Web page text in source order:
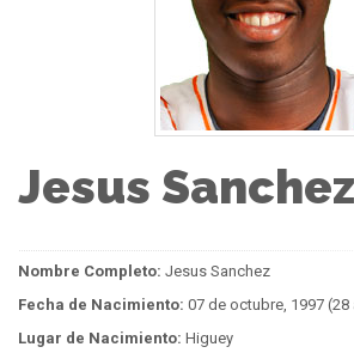
Jesus Sanchez
Nombre Completo: Jesus Sanchez
Fecha de Nacimiento: 07 de octubre, 1997 (28
Lugar de Nacimiento: Higuey